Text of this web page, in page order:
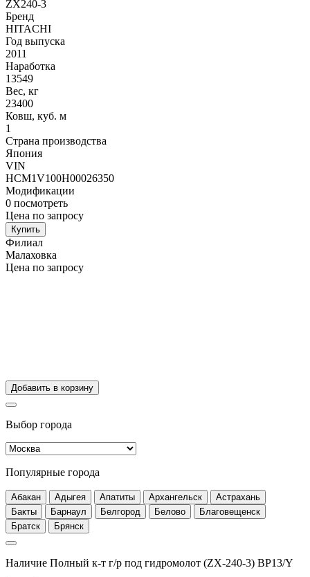
ZX240-3
Бренд
HITACHI
Год выпуска
2011
Наработка
13549
Вес, кг
23400
Ковш, куб. м
1
Страна производства
Япония
VIN
HCM1V100H00026350
Модификации
0 посмотреть
Цена по запросу
Купить
Филиал
Малаховка
Цена по запросу
Добавить в корзину
Выбор города
Популярные города
Абакан Адыгея Апатиты Архангельск
Астрахань
Бакты
Барнаул Белгород Белово
Благовещенск
Братск
Брянск
Наличие Полный к-т г/р под гидромолот (ZX-240-3) BP13/Y